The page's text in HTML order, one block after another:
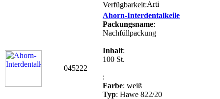
Verfügbarkeit:
045222
Ahorn-Interdentalkeile
Packungsname:
Nachfüllpackung
Inhalt:
100 St.
:
Farbe: weiß
Typ: Hawe 822/20